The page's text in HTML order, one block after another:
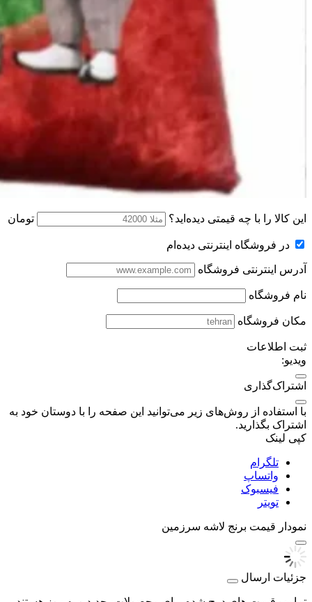
این کالا را با چه قیمتی دیده‌اید؟ تومان
در فروشگاه اینترنتی دیده‌ام
آدرس اینترنتی فروشگاه
نام فروشگاه
مکان فروشگاه
ثبت اطلاعات
ویدیو:
اشتراک‌گذاری
با استفاده از روش‌های زیر می‌توانید این صفحه را با دوستان خود به
اشتراک بگذارید.
کپی لینک
تلگرام
واتساپ
فیسبوک
تویتر
نمودار قیمت برنج لاشه سرزمین
جزئیات ارسال